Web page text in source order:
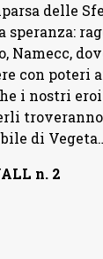
delle
speranza:
Namecc,
con poteri
i nostri
di
n. 2